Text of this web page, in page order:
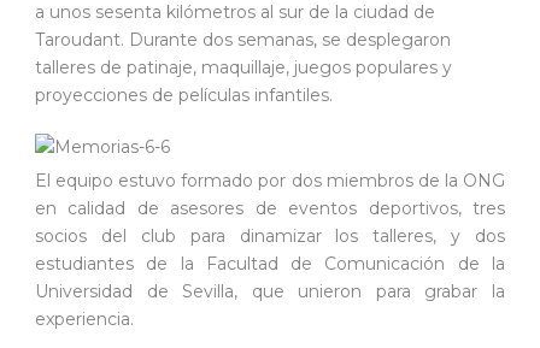
a unos sesenta kilómetros al sur de la ciudad de
Taroudant. Durante dos semanas, se desplegaron
talleres de patinaje, maquillaje, juegos populares y
proyecciones de películas infantiles.
El equipo estuvo formado por dos miembros de la ONG
en calidad de asesores de eventos deportivos, tres
socios del club para dinamizar los talleres, y dos
estudiantes de la Facultad de Comunicación de la
Universidad de Sevilla, que unieron para grabar la
experiencia.